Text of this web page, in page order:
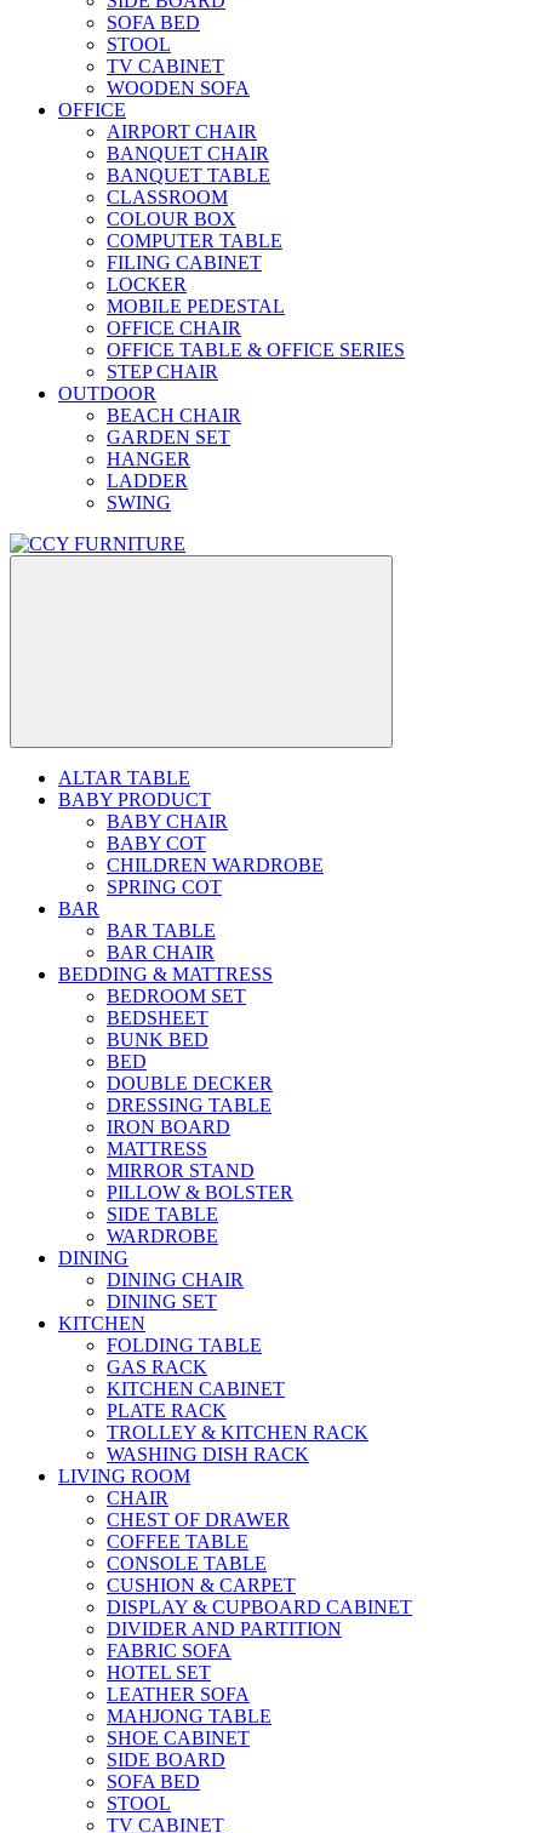
SOFA BED
STOOL
TV CABINET
WOODEN SOFA
OFFICE
AIRPORT CHAIR
BANQUET CHAIR
BANQUET TABLE
CLASSROOM
COLOUR BOX
COMPUTER TABLE
FILING CABINET
LOCKER
MOBILE PEDESTAL
OFFICE CHAIR
OFFICE TABLE & OFFICE SERIES
STEP CHAIR
OUTDOOR
BEACH CHAIR
GARDEN SET
HANGER
LADDER
SWING
ALTAR TABLE
BABY PRODUCT
BABY CHAIR
BABY COT
CHILDREN WARDROBE
SPRING COT
BAR
BAR TABLE
BAR CHAIR
BEDDING & MATTRESS
BEDROOM SET
BEDSHEET
BUNK BED
BED
DOUBLE DECKER
DRESSING TABLE
IRON BOARD
MATTRESS
MIRROR STAND
PILLOW & BOLSTER
SIDE TABLE
WARDROBE
DINING
DINING CHAIR
DINING SET
KITCHEN
FOLDING TABLE
GAS RACK
KITCHEN CABINET
PLATE RACK
TROLLEY & KITCHEN RACK
WASHING DISH RACK
LIVING ROOM
CHAIR
CHEST OF DRAWER
COFFEE TABLE
CONSOLE TABLE
CUSHION & CARPET
DISPLAY & CUPBOARD CABINET
DIVIDER AND PARTITION
FABRIC SOFA
HOTEL SET
LEATHER SOFA
MAHJONG TABLE
SHOE CABINET
SIDE BOARD
SOFA BED
STOOL
TV CABINET